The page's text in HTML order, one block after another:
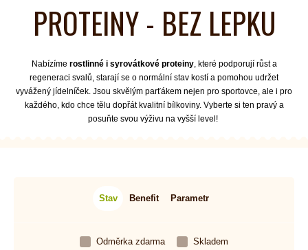
PROTEINY - BEZ LEPKU
Nabízíme rostlinné i syrovátkové proteiny, které podporují růst a
regeneraci svalů, starají se o normální stav kostí a pomohou udržet
vyvážený jídelníček. Jsou skvělým parťákem nejen pro sportovce, ale i pro
každého, kdo chce tělu dopřát kvalitní bílkoviny. Vyberte si ten pravý a
posuňte svou výživu na vyšší level!
Stav Benefit Parametr
Odměrka zdarma Skladem